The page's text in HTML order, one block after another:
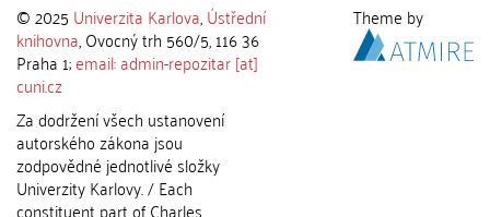
© 2025 Univerzita Karlova,Ústřední
knihovna, Ovocný trh 560/5, 116 36
Praha 1;email: admin-repozitar [at]
cuni.cz
Za dodržení všech ustanovení
autorského zákona jsou
zodpovědné jednotlivé složky
Univerzity Karlovy. / Each
constituent part of Charles
Theme by